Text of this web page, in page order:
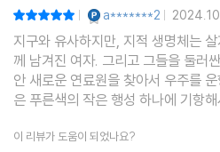
| a*******2 |
지구와 유사하지만, 지적 생명체는
께 남겨진 여자. 그리고 그들을 둘러
안 새로운 연료원을 찾아서 우주를
은 푸른색의 작은 행성 하나에 기항
탐사한다. 그러나 그 행성에는 지적
료원으로 사용할 물질도 없다는 결론
이 리뷰가 도움이 되었나요?